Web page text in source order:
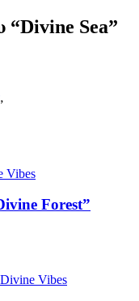
“Divine Sea”
Forest”